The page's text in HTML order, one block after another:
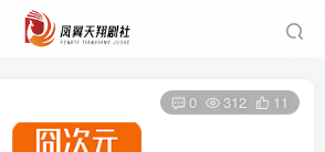
0 312 11